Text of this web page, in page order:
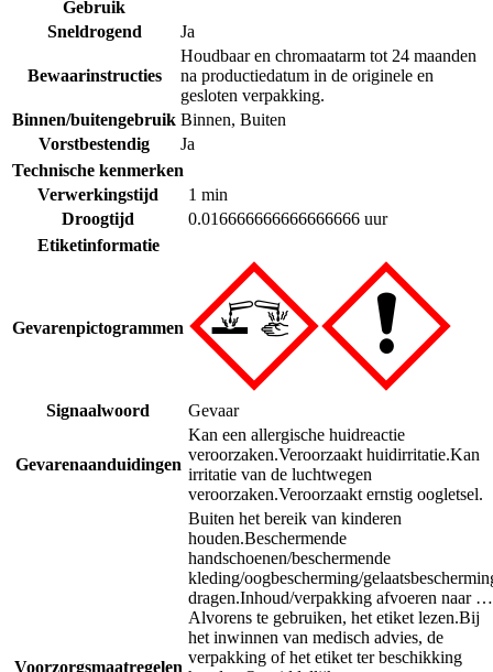
Gebruik
Sneldrogend
Ja
Bewaarinstructies
Houdbaar en chromaatarm tot 24 maanden
na productiedatum in de originele en
gesloten verpakking.
Binnen/buitengebruik Binnen, Buiten
Vorstbestendig
Ja
Technische kenmerken
Verwerkingstijd
1 min
Droogtijd
0.016666666666666666 uur
Etiketinformatie
Gevarenpictogrammen
Signaalwoord Gevaar
Gevarenaanduidingen
Kan een allergische huidreactie
veroorzaken.Veroorzaakt huidirritatie.Kan
irritatie van de luchtwegen
veroorzaken.Veroorzaakt ernstig oogletsel.
Voorzorgsmaatregelen
Buiten het bereik van kinderen
houden.Beschermende
handschoenen/beschermende
kleding/oogbescherming/
dragen.Inhoud/verpakking afvoeren naar …
Alvorens te gebruiken, het etiket lezen.Bij
het inwinnen van medisch advies, de
verpakking of het etiket ter beschikking